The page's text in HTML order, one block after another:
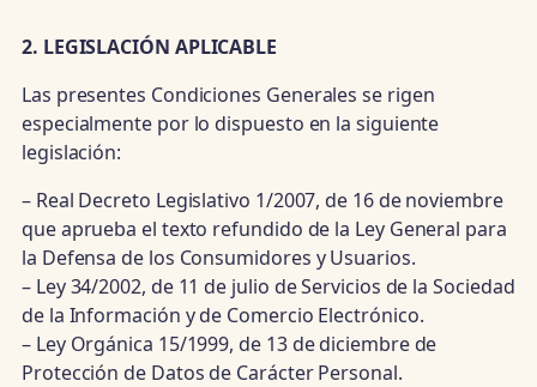
2. LEGISLACIÓN APLICABLE
Las presentes Condiciones Generales se rigen
especialmente por lo dispuesto en la siguiente
legislación:
– Real Decreto Legislativo 1/2007, de 16 de noviembre
que aprueba el texto refundido de la Ley General para
la Defensa de los Consumidores y Usuarios.
– Ley 34/2002, de 11 de julio de Servicios de la Sociedad
de la Información y de Comercio Electrónico.
– Ley Orgánica 15/1999, de 13 de diciembre de
Protección de Datos de Carácter Personal.